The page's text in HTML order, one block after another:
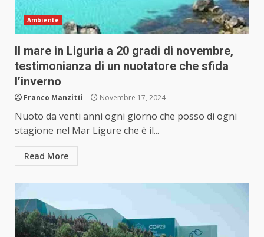
Ambiente
Il mare in Liguria a 20 gradi di novembre,
testimonianza di un nuotatore che sfida
l’inverno
Franco Manzitti Novembre 17, 2024
Nuoto da venti anni ogni giorno che posso di ogni
stagione nel Mar Ligure che è il...
Read More